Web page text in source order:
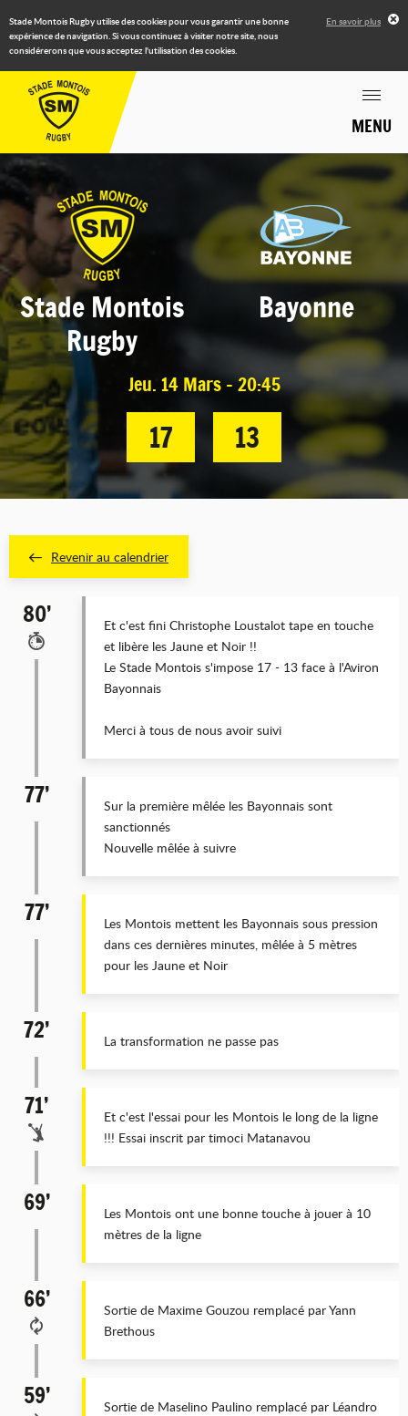
Stade Montois Rugby utilise des cookies pour vous garantir une bonne
expérience de navigation. Si vous continuez à visiter notre site, nous
considérerons que vous acceptez l'utilisation des cookies.
En savoir plus
MENU
Stade Montois
Rugby
Bayonne
Jeu. 14 Mars - 20:45
17 13
Revenir au calendrier
80’
Et c'est fini Christophe Loustalot tape en touche
et libère les Jaune et Noir !!
Le Stade Montois s'impose 17 - 13 face à l'Aviron
Bayonnais
Merci à tous de nous avoir suivi
77’
Sur la première mêlée les Bayonnais sont
sanctionnés
Nouvelle mêlée à suivre
77’
Les Montois mettent les Bayonnais sous pression
dans ces dernières minutes, mêlée à 5 mètres
pour les Jaune et Noir
72’ La transformation ne passe pas
71’
Et c'est l'essai pour les Montois le long de la ligne
!!! Essai inscrit par timoci Matanavou
69’
Les Montois ont une bonne touche à jouer à 10
mètres de la ligne
66’
Sortie de Maxime Gouzou remplacé par Yann
Brethous
59’
Sortie de Maselino Paulino remplacé par Léandro